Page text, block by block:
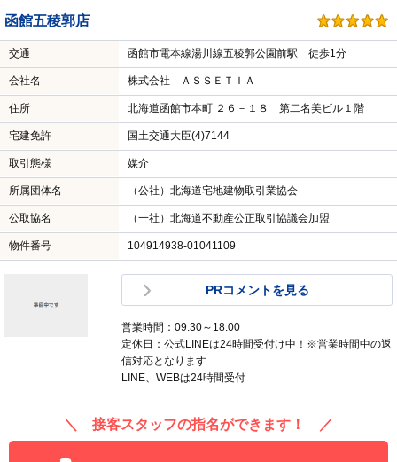
函館五稜郭店
交通 函館市電本線湯川線五稜郭公園前駅 徒歩1分
会社名 株式会社 ＡＳＳＥＴＩＡ
住所 北海道函館市本町 ２６－１８ 第二名美ビル１階
宅建免許 国土交通大臣(4)7144
取引態様 媒介
所属団体名 （公社）北海道宅地建物取引業協会
公取協名 （一社）北海道不動産公正取引協議会加盟
物件番号 104914938-01041109
PRコメントを見る
営業時間：09:30～18:00
定休日：公式LINEは24時間受付け中！※営業時間中の返
信対応となります
LINE、WEBは24時間受付
＼ 接客スタッフの指名ができます！ ／